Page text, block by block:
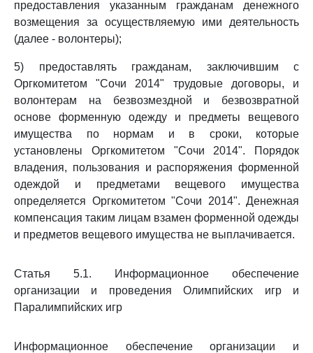
предоставления указанным гражданам денежного
возмещения за осуществляемую ими деятельность
(далее - волонтеры);
5) предоставлять гражданам, заключившим с
Оргкомитетом "Сочи 2014" трудовые договоры, и
волонтерам на безвозмездной и безвозвратной
основе форменную одежду и предметы вещевого
имущества по нормам и в сроки, которые
установлены Оргкомитетом "Сочи 2014". Порядок
владения, пользования и распоряжения форменной
одеждой и предметами вещевого имущества
определяется Оргкомитетом "Сочи 2014". Денежная
компенсация таким лицам взамен форменной одежды
и предметов вещевого имущества не выплачивается.
Статья 5.1. Информационное обеспечение
организации и проведения Олимпийских игр и
Паралимпийских игр
Информационное обеспечение организации и